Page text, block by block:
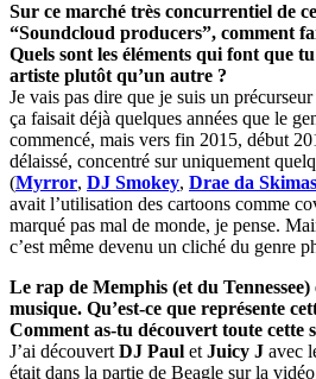
Sur ce marché très concurrentiel de
“Soundcloud producers”, comment
Quels sont les éléments qui font que
artiste plutôt qu’un autre ?
Je vais pas dire que je suis un
ça faisait déjà quelques années que le
commencé, mais vers fin 2015, début
délaissé, concentré sur uniquement
(Myrror, DJ Smokey, Drae da
avait l’utilisation des cartoons comme
marqué pas mal de monde, je pense.
c’est même devenu un cliché du genre
Le rap de Memphis (et du Tennessee)
musique. Qu’est-ce que représente
Comment as-tu découvert toute cette
J’ai découvert DJ Paul et Juicy J avec
était dans la partie de Beagle sur la